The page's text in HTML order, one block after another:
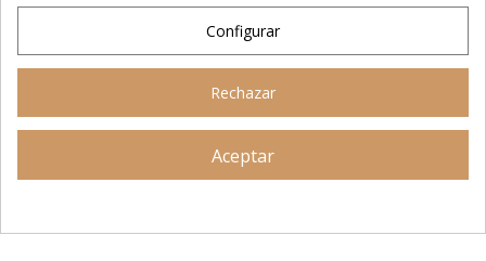
Configurar
Rechazar
Aceptar